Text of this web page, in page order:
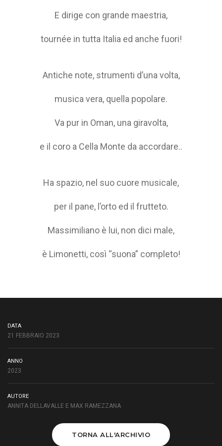
E dirige con grande maestria,
tournée in tutta Italia ed anche fuori!
Antiche note, strumenti d’una volta,
musica vera, quella popolare.
Va pur in Oman, una giravolta,
e il coro a Cella Monte da accordare..
Ha spazio, nel suo cuore musicale,
per il pane, l’orto ed il frutteto.
Massimiliano è lui, non dici male,
è Limonetti, così “suona” completo!
DATA
21 FEBBRAIO 2023
ANNO
2023
AUTORE
ANNITA DELLAVALLE E MAX RAMEZZANA
TORNA ALL'ARCHIVIO